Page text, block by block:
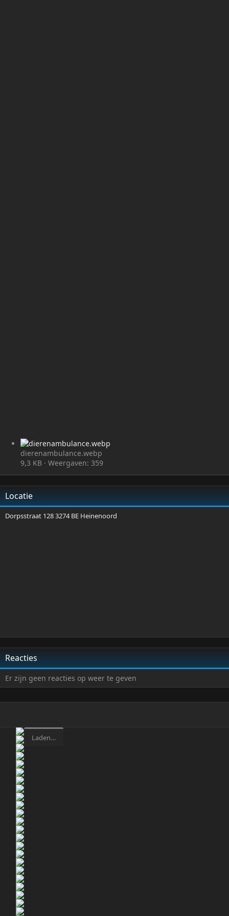
dierenambulance.webp
9,3 KB · Weergaven: 359
Locatie
Dorpsstraat 128 3274 BE Heinenoord
Reacties
Er zijn geen reacties op weer te geven
Laden…